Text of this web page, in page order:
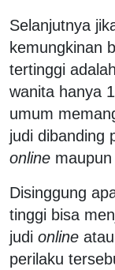
Selanjutnya
kemungkinan
tertinggi
wanita hanya
umum
judi dibanding
online maupun
Disinggung
tinggi bisa
judi online
perilaku